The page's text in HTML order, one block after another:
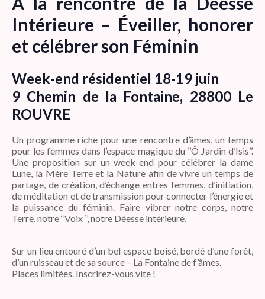
Intérieure – Éveiller, honorer
et célébrer son Féminin
Week-end résidentiel 18-19 juin
9 Chemin de la Fontaine, 28800 Le
ROUVRE
Un programme riche pour une rencontre d’âmes, un temps
pour les femmes dans l’espace magique du ‘’Ô Jardin d’Isis’’.
Une proposition sur un week-end pour célébrer la dame
Lune, la Mère Terre et la Nature afin de vivre un temps de
partage, de création, d’échange entres femmes, d’initiation,
de méditation et de transmission pour connecter l’énergie et
la puissance du féminin. Faire vibrer notre corps, notre
Terre, notre ‘’Voix ‘’, notre Déesse intérieure.
Sur un lieu entouré d’un bel espace boisé, bordé d’une forêt,
d’un ruisseau et de sa source – La Fontaine de f’âmes.
Places limitées. Inscrirez-vous vite !